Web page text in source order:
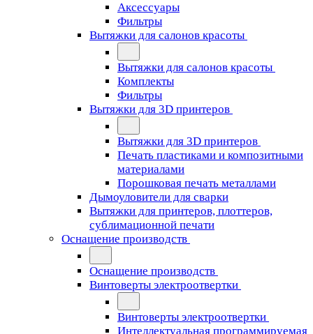
Аксессуары
Фильтры
Вытяжки для салонов красоты
Вытяжки для салонов красоты
Комплекты
Фильтры
Вытяжки для 3D принтеров
Вытяжки для 3D принтеров
Печать пластиками и композитными
материалами
Порошковая печать металлами
Дымоуловители для сварки
Вытяжки для принтеров, плоттеров,
сублимационной печати
Оснащение производств
Оснащение производств
Винтоверты электроотвертки
Винтоверты электроотвертки
Интеллектуальная программируемая